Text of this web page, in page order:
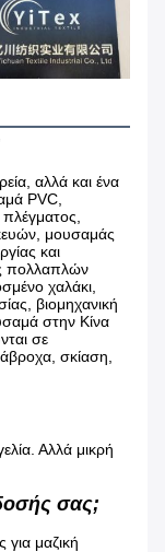
αλλά και ένα
PVC,
μουσαμάς
και
πολλαπλών
χαλάκι,
βιομηχανική
στην Κίνα
σε
σκίαση,
Αλλά μικρή
σας;
για μαζική